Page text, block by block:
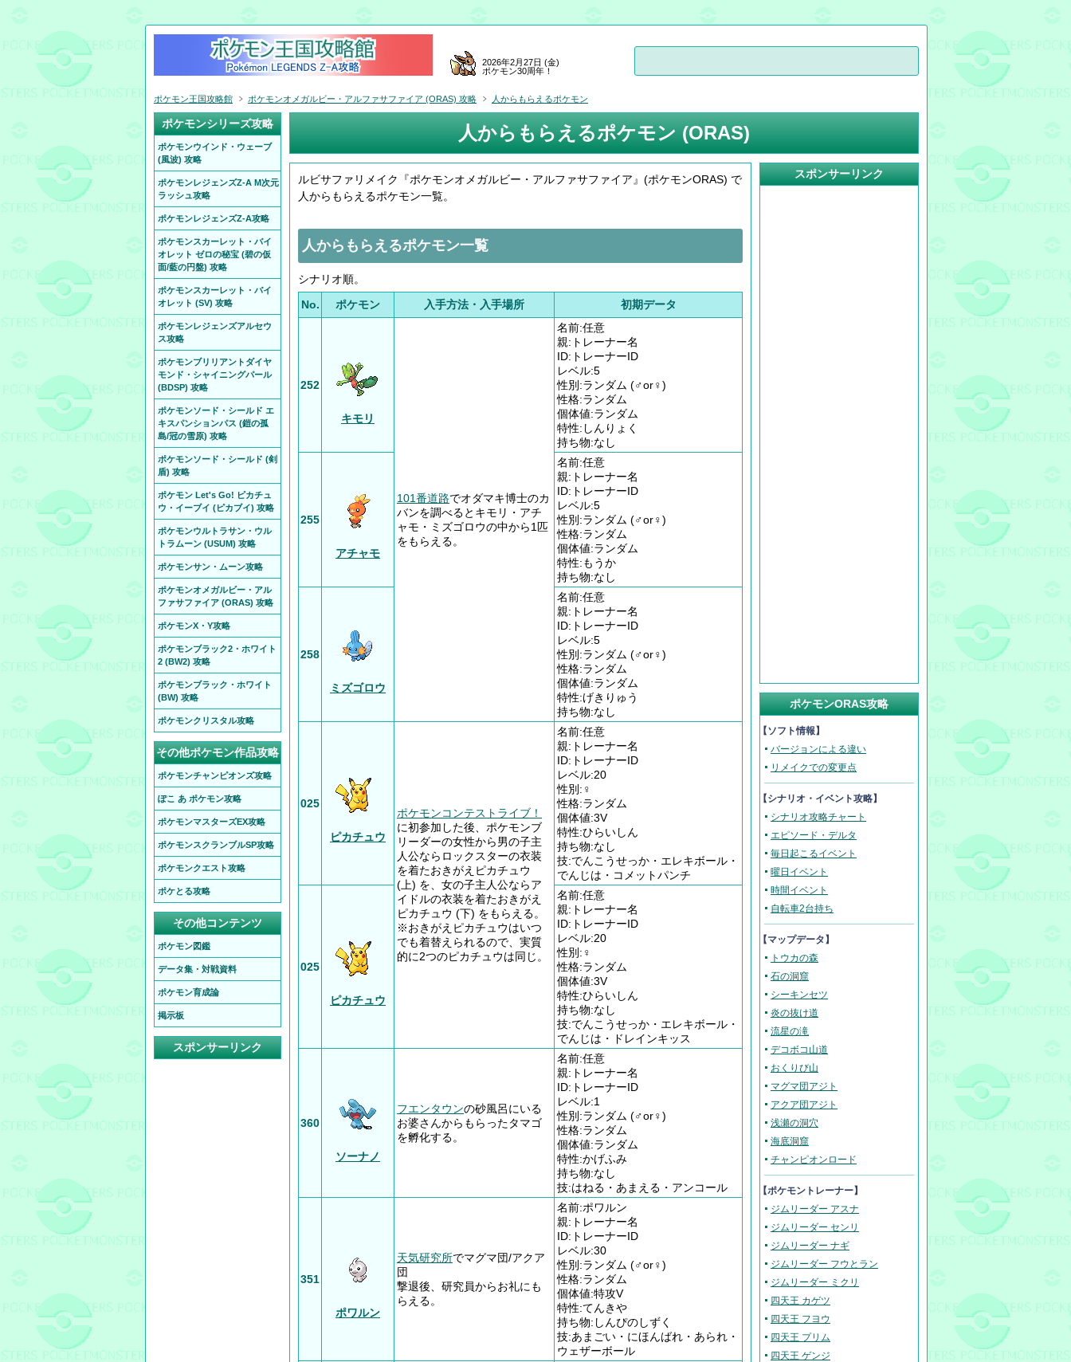
人からもらえるポケモン (ORAS)
ルビサファリメイク『ポケモンオメガルビー・アルファサファイア』(ポケモンORAS) で
人からもらえるポケモン一覧。
人からもらえるポケモン一覧
シナリオ順。
No.
ポケモン 入手方法・入手場所 初期データ
252
キモリ
101番道路でオダマキ博士のカ
バンを調べるとキモリ・アチ
ャモ・ミズゴロウの中から1匹
をもらえる。
名前:任意
親:トレーナー名
ID:トレーナーID
レベル:5
性別:ランダム (♂or♀)
性格:ランダム
個体値:ランダム
特性:しんりょく
持ち物:なし
255
アチャモ
名前:任意
親:トレーナー名
ID:トレーナーID
レベル:5
性別:ランダム (♂or♀)
性格:ランダム
個体値:ランダム
特性:もうか
持ち物:なし
258
ミズゴロウ
名前:任意
親:トレーナー名
ID:トレーナーID
レベル:5
性別:ランダム (♂or♀)
性格:ランダム
個体値:ランダム
特性:げきりゅう
持ち物:なし
025
ピカチュウ
ポケモンコンテストライブ！
に初参加した後、ポケモンブ
リーダーの女性から男の子主
人公ならロックスターの衣装
を着たおきがえピカチュウ
(上) を、女の子主人公ならア
イドルの衣装を着たおきがえ
ピカチュウ (下) をもらえる。
※おきがえピカチュウはいつ
でも着替えられるので、実質
的に2つのピカチュウは同じ。
名前:任意
親:トレーナー名
ID:トレーナーID
レベル:20
性別:♀
性格:ランダム
個体値:3V
特性:ひらいしん
持ち物:なし
技:でんこうせっか・エレキボール・
でんじは・コメットパンチ
025
ピカチュウ
名前:任意
親:トレーナー名
ID:トレーナーID
レベル:20
性別:♀
性格:ランダム
個体値:3V
特性:ひらいしん
持ち物:なし
技:でんこうせっか・エレキボール・
でんじは・ドレインキッス
360
ソーナノ
フエンタウンの砂風呂にいる
お婆さんからもらったタマゴ
を孵化する。
名前:任意
親:トレーナー名
ID:トレーナーID
レベル:1
性別:ランダム (♂or♀)
性格:ランダム
個体値:ランダム
特性:かげふみ
持ち物:なし
技:はねる・あまえる・アンコール
351
ポワルン
天気研究所でマグマ団/アクア
団
撃退後、研究員からお礼にも
らえる。
名前:ポワルン
親:トレーナー名
ID:トレーナーID
レベル:30
性別:ランダム (♂or♀)
性格:ランダム
個体値:特攻V
特性:てんきや
持ち物:しんぴのしずく
技:あまごい・にほんばれ・あられ・
ウェザーボール
スポンサーリンク
ポケモンORAS攻略
【ソフト情報】
バージョンによる違い
リメイクでの変更点
【シナリオ・イベント攻略】
シナリオ攻略チャート
エピソード・デルタ
毎日起こるイベント
曜日イベント
時間イベント
自転車2台持ち
【マップデータ】
トウカの森
石の洞窟
シーキンセツ
炎の抜け道
流星の滝
デコボコ山道
おくりび山
マグマ団アジト
アクア団アジト
浅瀬の洞穴
海底洞窟
チャンピオンロード
【ポケモントレーナー】
ジムリーダー アスナ
ジムリーダー センリ
ジムリーダー ナギ
ジムリーダー フウとラン
ジムリーダー ミクリ
四天王 カゲツ
四天王 フヨウ
四天王 プリム
四天王 ゲンジ
2026年2月27日 (金)
ポケモン30周年！
ポケモン王国攻略館 ポケモンオメガルビー・アルファサファイア (ORAS) 攻略 人からもらえるポケモン
ポケモンシリーズ攻略
ポケモンウインド・ウェーブ
(風波) 攻略
ポケモンレジェンズZ-A M次元
ラッシュ攻略
ポケモンレジェンズZ-A攻略
ポケモンスカーレット・バイ
オレット ゼロの秘宝 (碧の仮
面/藍の円盤) 攻略
ポケモンスカーレット・バイ
オレット (SV) 攻略
ポケモンレジェンズアルセウ
ス攻略
ポケモンブリリアントダイヤ
モンド・シャイニングパール
(BDSP) 攻略
ポケモンソード・シールド エ
キスパンションパス (鎧の孤
島/冠の雪原) 攻略
ポケモンソード・シールド (剣
盾) 攻略
ポケモン Let's Go! ピカチュ
ウ・イーブイ (ピカブイ) 攻略
ポケモンウルトラサン・ウル
トラムーン (USUM) 攻略
ポケモンサン・ムーン攻略
ポケモンオメガルビー・アル
ファサファイア (ORAS) 攻略
ポケモンX・Y攻略
ポケモンブラック2・ホワイト
2 (BW2) 攻略
ポケモンブラック・ホワイト
(BW) 攻略
ポケモンクリスタル攻略
その他ポケモン作品攻略
ポケモンチャンピオンズ攻略
ぽこ あ ポケモン攻略
ポケモンマスターズEX攻略
ポケモンスクランブルSP攻略
ポケモンクエスト攻略
ポケとる攻略
その他コンテンツ
ポケモン図鑑
データ集・対戦資料
ポケモン育成論
掲示板
スポンサーリンク